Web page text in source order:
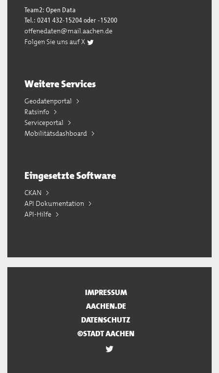
Team2: Open Data
Tel.: 0241 432-15204 oder -15200
offenedaten@mail.aachen.de
Folgen Sie uns auf X
Weitere Services
Geodatenportal
Ratsinfo
Serviceportal
Mobilitätsdashboard
Eingesetzte Software
CKAN
API Dokumentation
API-Hilfe
IMPRESSUM
AACHEN.DE
DATENSCHUTZ
©STADT AACHEN